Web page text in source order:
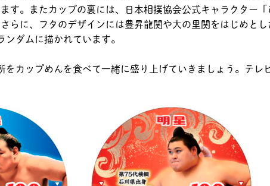
す。またカップの裏には、日本相撲協会公式キャラクター「
らに、フタのデザインには豊昇龍関や大の里関をはじめと
ダムに描かれています。
カップめんを食べて一緒に盛り上げていきましょう。テレ